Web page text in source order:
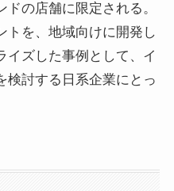
の店舗に限定される。
トを、地域向けに開発し
イズした事例として、イ
検討する日系企業にとっ